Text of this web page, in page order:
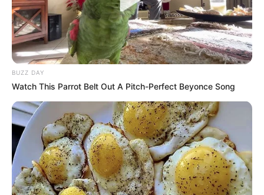
BUZZ DAY
Watch This Parrot Belt Out A Pitch-Perfect Beyonce Song